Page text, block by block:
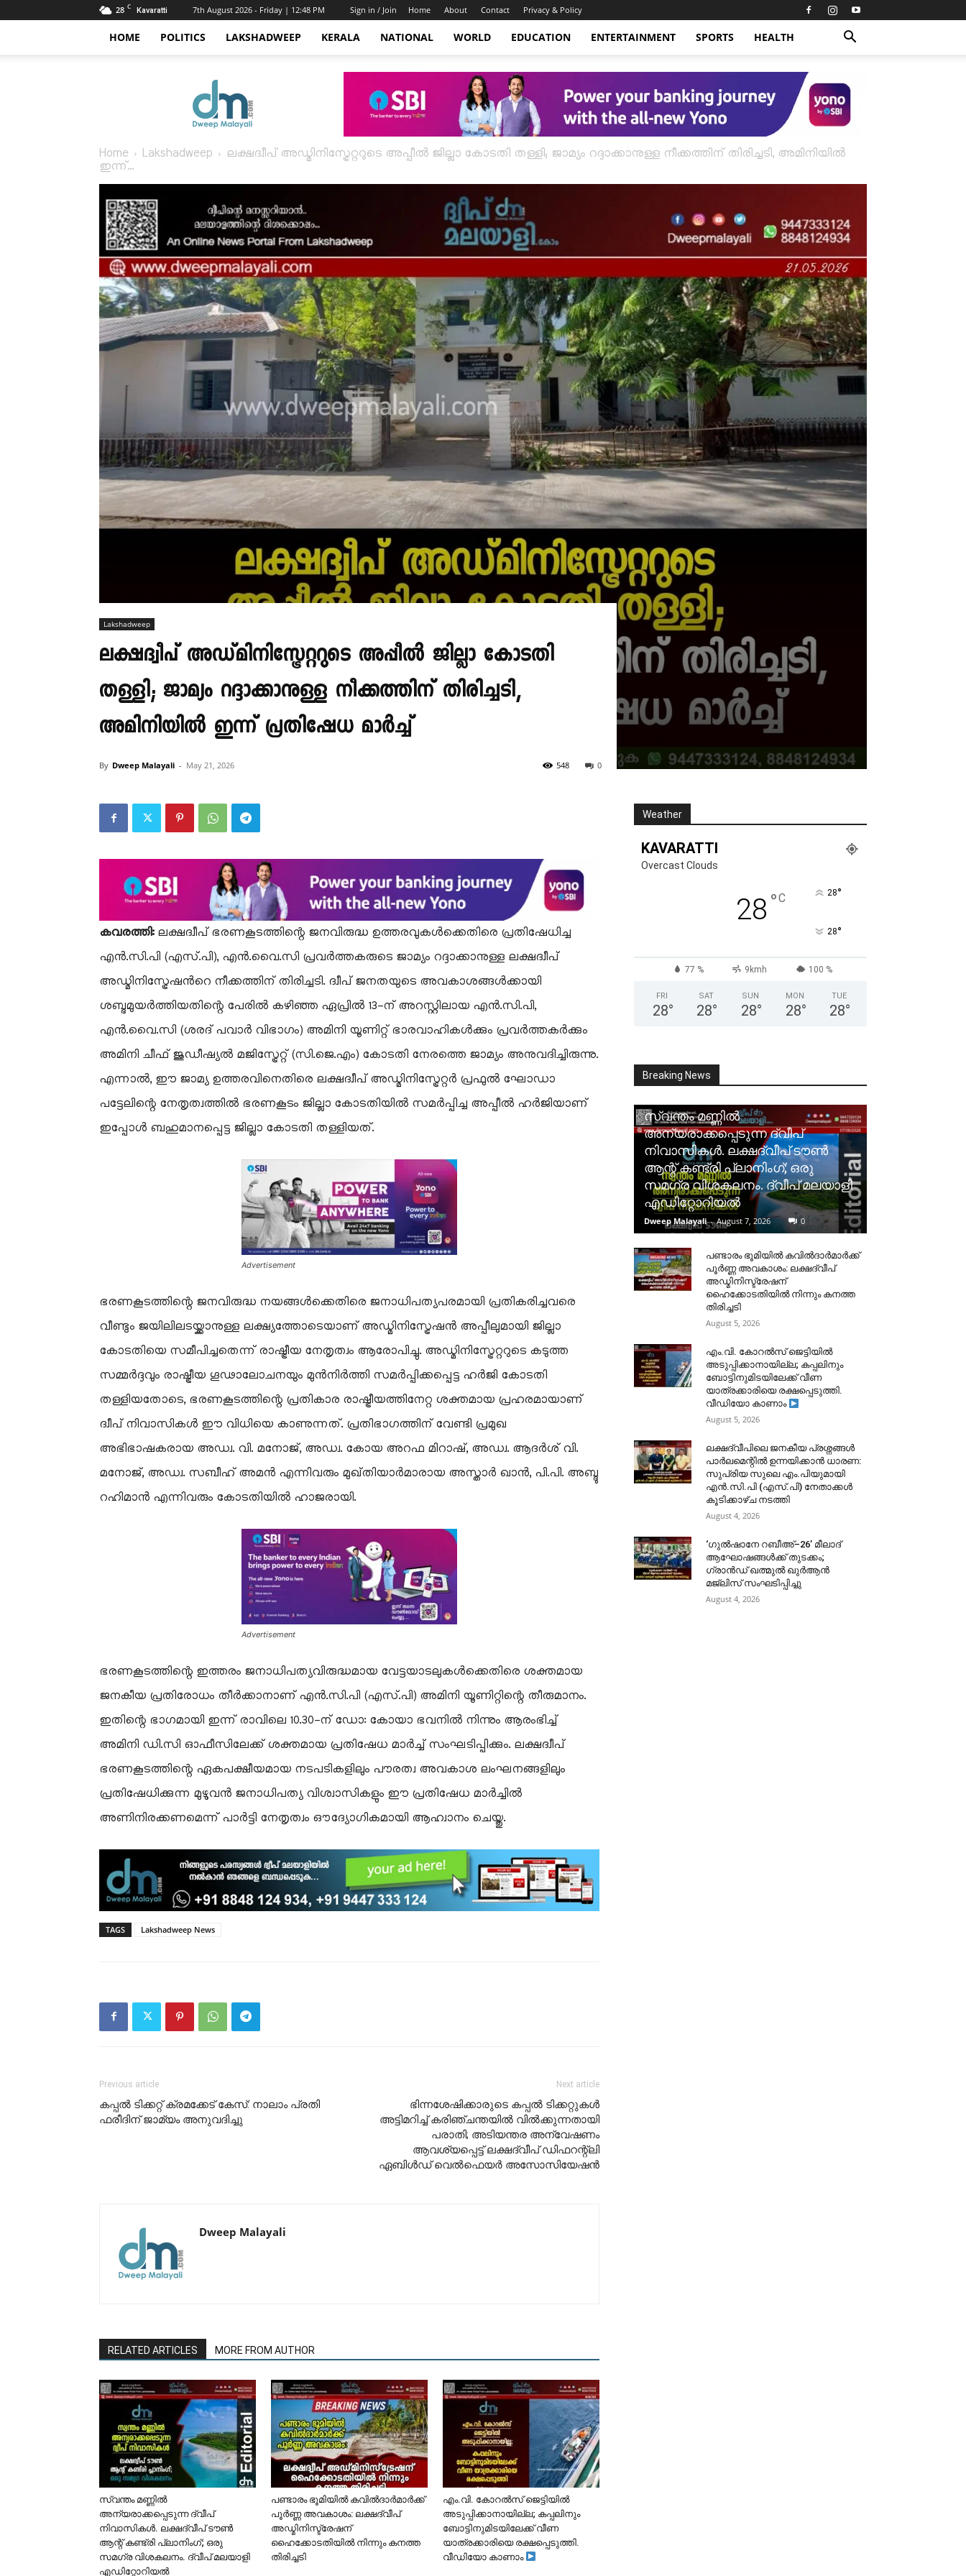
28 C Kavaratti 7th August 2026 - Friday | 12:48 PM Sign in / Join Home About Contact Privacy & Policy
HOME POLITICS LAKSHADWEEP KERALA NATIONAL WORLD EDUCATION ENTERTAINMENT SPORTS HEALTH
Home Lakshadweep
ലക്ഷദ്വീപ് അഡ്മിനിസ്ട്രേറ്ററുടെ അപ്പീൽ ജില്ലാ കോടതി തള്ളി; ജാമ്യം റദ്ദാക്കാനുള്ള നീക്കത്തിന് തിരിച്ചടി, അമിനിയിൽ
ഇന്ന്...
Lakshadweep
ലക്ഷദ്വീപ് അഡ്മിനിസ്ട്രേറ്ററുടെ അപ്പീൽ ജില്ലാ കോടതി
തള്ളി; ജാമ്യം റദ്ദാക്കാനുള്ള നീക്കത്തിന് തിരിച്ചടി,
അമിനിയിൽ ഇന്ന് പ്രതിഷേധ മാർച്ച്
By Dweep Malayali - May 21, 2026 0
548
കവരത്തി:ലക്ഷദ്വീപ് ഭരണകൂടത്തിന്റെ ജനവിരുദ്ധ ഉത്തരവുകൾക്കെതിരെ പ്രതിഷേധിച്ച
എൻ.സി.പി (എസ്.പി), എൻ.വൈ.സി പ്രവർത്തകരുടെ ജാമ്യം റദ്ദാക്കാനുള്ള ലക്ഷദ്വീപ്
അഡ്മിനിസ്ട്രേഷൻറെ നീക്കത്തിന് തിരിച്ചടി. ദ്വീപ് ജനതയുടെ അവകാശങ്ങൾക്കായി
ശബ്ദമുയർത്തിയതിന്റെ പേരിൽ കഴിഞ്ഞ ഏപ്രിൽ 13-ന് അറസ്റ്റിലായ എൻ.സി.പി,
എൻ.വൈ.സി (ശരദ് പവാർ വിഭാഗം) അമിനി യൂണിറ്റ് ഭാരവാഹികൾക്കും പ്രവർത്തകർക്കും
അമിനി ചീഫ് ജുഡീഷ്യൽ മജിസ്ട്രേറ്റ് (സി.ജെ.എം) കോടതി നേരത്തെ ജാമ്യം അനുവദിച്ചിരുന്നു.
എന്നാൽ, ഈ ജാമ്യ ഉത്തരവിനെതിരെ ലക്ഷദ്വീപ് അഡ്മിനിസ്ട്രേറ്റർ പ്രഫുൽ ഘോഡാ
പട്ടേലിന്റെ നേതൃത്വത്തിൽ ഭരണകൂടം ജില്ലാ കോടതിയിൽ സമർപ്പിച്ച അപ്പീൽ ഹർജിയാണ്
ഇപ്പോൾ ബഹുമാനപ്പെട്ട ജില്ലാ കോടതി തള്ളിയത്.
Advertisement
​ഭരണകൂടത്തിന്റെ ജനവിരുദ്ധ നയങ്ങൾക്കെതിരെ ജനാധിപത്യപരമായി പ്രതികരിച്ചവരെ
വീണ്ടും ജയിലിലടയ്ക്കാനുള്ള ലക്ഷ്യത്തോടെയാണ് അഡ്മിനിസ്ട്രേഷൻ അപ്പീലുമായി ജില്ലാ
കോടതിയെ സമീപിച്ചതെന്ന് രാഷ്ട്രീയ നേതൃത്വം ആരോപിച്ചു. അഡ്മിനിസ്ട്രേറ്ററുടെ കടുത്ത
സമ്മർദ്ദവും രാഷ്ട്രീയ ഗൂഢാലോചനയും മുൻനിർത്തി സമർപ്പിക്കപ്പെട്ട ഹർജി കോടതി
തള്ളിയതോടെ, ഭരണകൂടത്തിന്റെ പ്രതികാര രാഷ്ട്രീയത്തിനേറ്റ ശക്തമായ പ്രഹരമായാണ്
ദ്വീപ് നിവാസികൾ ഈ വിധിയെ കാണുന്നത്. പ്രതിഭാഗത്തിന് വേണ്ടി പ്രമുഖ
അഭിഭാഷകരായ അഡ്വ. വി. മനോജ്, അഡ്വ. കോയ അറഫ മിറാഷ്, അഡ്വ. ആദർശ് വി.
മനോജ്, അഡ്വ. സബീഹ് അമൻ എന്നിവരും മുഖ്തിയാർമാരായ അസ്താർ ഖാൻ, പി.പി. അബ്ദു
റഹിമാൻ എന്നിവരും കോടതിയിൽ ഹാജരായി.
Advertisement
​ഭരണകൂടത്തിന്റെ ഇത്തരം ജനാധിപത്യവിരുദ്ധമായ വേട്ടയാടലുകൾക്കെതിരെ ശക്തമായ
ജനകീയ പ്രതിരോധം തീർക്കാനാണ് എൻ.സി.പി (എസ്.പി) അമിനി യൂണിറ്റിന്റെ തീരുമാനം.
ഇതിന്റെ ഭാഗമായി ഇന്ന് രാവിലെ 10.30-ന് ഡോ: കോയാ ഭവനിൽ നിന്നും ആരംഭിച്ച്
അമിനി ഡി.സി ഓഫീസിലേക്ക് ശക്തമായ പ്രതിഷേധ മാർച്ച് സംഘടിപ്പിക്കും. ലക്ഷദ്വീപ്
ഭരണകൂടത്തിന്റെ ഏകപക്ഷീയമായ നടപടികളിലും പൗരത്വ അവകാശ ലംഘനങ്ങളിലും
പ്രതിഷേധിക്കുന്ന മുഴുവൻ ജനാധിപത്യ വിശ്വാസികളും ഈ പ്രതിഷേധ മാർച്ചിൽ
അണിനിരക്കണമെന്ന് പാർട്ടി നേതൃത്വം ഔദ്യോഗികമായി ആഹ്വാനം ചെയ്തു.
TAGS Lakshadweep News
Previous article
കപ്പൽ ടിക്കറ്റ് ക്രമക്കേട് കേസ്: നാലാം പ്രതി
ഫരീദിന് ജാമ്യം അനുവദിച്ചു
Next article
ഭിന്നശേഷിക്കാരുടെ കപ്പൽ ടിക്കറ്റുകൾ
അട്ടിമറിച്ച് കരിഞ്ചന്തയിൽ വിൽക്കുന്നതായി
പരാതി; അടിയന്തര അന്വേഷണം
ആവശ്യപ്പെട്ട് ലക്ഷദ്വീപ് ഡിഫറന്റ്‌ലി
ഏബിൾഡ് വെൽഫെയർ അസോസിയേഷൻ
Dweep Malayali
RELATED ARTICLES MORE FROM AUTHOR
സ്വന്തം മണ്ണിൽ
അന്യരാക്കപ്പെടുന്ന ദ്വീപ്
നിവാസികൾ. ലക്ഷദ്വീപ് ടൗൺ
ആന്റ് കണ്ട്രി പ്ലാനിംഗ്; ഒരു
സമഗ്ര വിശകലനം. ദ്വീപ് മലയാളി
എഡിറ്റോറിയൽ
പണ്ടാരം ഭൂമിയിൽ കവിൽദാർമാർക്ക്
പൂർണ്ണ അവകാശം: ലക്ഷദ്വീപ്
അഡ്മിനിസ്ട്രേഷന്
ഹൈക്കോടതിയിൽ നിന്നും കനത്ത
തിരിച്ചടി
​എം.വി. കോറൽസ് ജെട്ടിയിൽ
അടുപ്പിക്കാനായില്ല; കപ്പലിനും
ബോട്ടിനുമിടയിലേക്ക് വീണ
യാത്രക്കാരിയെ രക്ഷപ്പെടുത്തി.
വീഡിയോ കാണാം
Weather
KAVARATTI
Overcast Clouds
28 °C 28°
28°
77 % 9kmh 100 %
FRI
28°
SAT
28°
SUN
28°
MON
28°
TUE
28°
Breaking News
സ്വന്തം മണ്ണിൽ
അന്യരാക്കപ്പെടുന്ന ദ്വീപ്
നിവാസികൾ. ലക്ഷദ്വീപ് ടൗൺ
ആന്റ് കണ്ട്രി പ്ലാനിംഗ്; ഒരു
സമഗ്ര വിശകലനം. ദ്വീപ് മലയാളി
എഡിറ്റോറിയൽ
Dweep Malayali - August 7, 2026 0
പണ്ടാരം ഭൂമിയിൽ കവിൽദാർമാർക്ക്
പൂർണ്ണ അവകാശം: ലക്ഷദ്വീപ്
അഡ്മിനിസ്ട്രേഷന്
ഹൈക്കോടതിയിൽ നിന്നും കനത്ത
തിരിച്ചടി
August 5, 2026
​എം.വി. കോറൽസ് ജെട്ടിയിൽ
അടുപ്പിക്കാനായില്ല; കപ്പലിനും
ബോട്ടിനുമിടയിലേക്ക് വീണ
യാത്രക്കാരിയെ രക്ഷപ്പെടുത്തി.
വീഡിയോ കാണാം
August 5, 2026
ലക്ഷദ്വീപിലെ ജനകീയ പ്രശ്നങ്ങൾ
പാർലമെന്റിൽ ഉന്നയിക്കാൻ ധാരണ:
സുപ്രിയ സുലെ എം.പിയുമായി
എൻ.സി.പി (എസ്.പി) നേതാക്കൾ
കൂടിക്കാഴ്ച നടത്തി
August 4, 2026
‘ഗുൽഷാനേ റബീഅ്–26’ മീലാദ്
ആഘോഷങ്ങൾക്ക് തുടക്കം;
ഗ്രാൻഡ് ഖത്മുൽ ഖുർആൻ
മജ്‌ലിസ് സംഘടിപ്പിച്ചു
August 4, 2026